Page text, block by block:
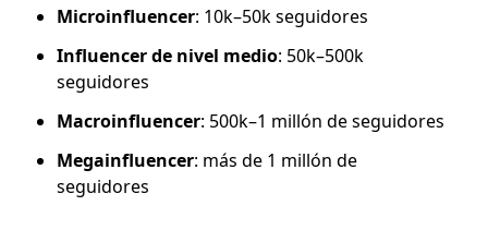
Microinfluencer: 10k–50k seguidores
Influencer de nivel medio: 50k–500k
seguidores
Macroinfluencer: 500k–1 millón de seguidores
Megainfluencer: más de 1 millón de
seguidores